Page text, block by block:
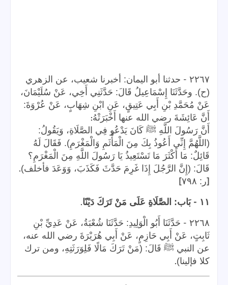
٢٢٦٧ - حدثنا أبو اليمان: أخبرنا شعيب، عن الزهري
(ح). وحَدَّثَنَا إِسْمَاعِيلُ قَالَ: حَدَّثَنِي أَخِي، عَنْ سُلَيْمَانَ،
عَنْ مُحَمَّدِ بْنِ أَبِي عَتِيقٍ، عَنِ ابْنِ شِهَابٍ، عَنْ عُرْوَةَ:
أَنَّ عَائِشَةَ رضي الله عنها أَخْبَرَتْهُ:
أَنَّ رَسُولَ اللَّهِ ﷺ كَانَ يَدْعُو فِي الصَّلَاةِ، وَيَقُولُ:
(اللَّهُمَّ إِنِّي أَعُوذُ بِكَ مِنَ الْمَأْثَمِ وَالْمَغْرَمِ). فَقَالَ لَهُ
قَائِلٌ: مَا أَكْثَرَ مَا تَسْتَعِيذُ يَا رَسُولَ اللَّهِ مِنَ الْمَغْرَمِ؟
قَالَ: (إِنَّ الرَّجُلَ إِذَا غَرِمَ حَدَّثَ فَكَذَبَ، وَوَعَدَ فأخلف).
[ر: ٧٩٨ ]
١١ -بَاب: الصَّلَاةِ عَلَى مَنْ تَرَكَ دَيْنًا.
٢٢٦٨ - حَدَّثَنَا أَبُو الْوَلِيدِ: حَدَّثَنَا شُعْبَةُ، عَنْ عَدِيِّ بْنِ
ثَابِتٍ، عَنْ أَبِي حَازِمٍ، عَنْ أَبِي هُرَيْرَةَ رضي الله عنه،
عن النبي ﷺ قَالَ: (مَنْ تَرَكَ مَالًا فَلِوَرَثَتِهِ، ومن ترك
كلا فإلينا).